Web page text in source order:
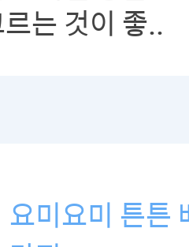
는 것이 좋..
요미요미 튼튼